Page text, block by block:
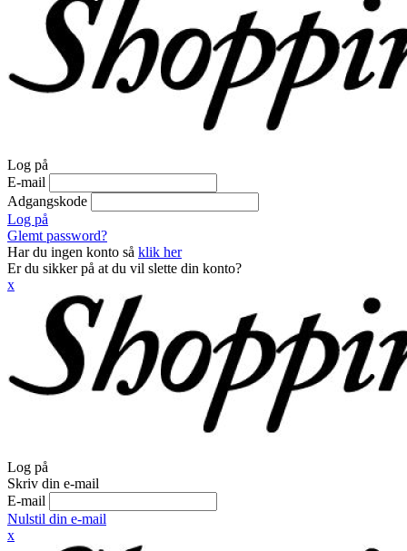
Log på
E-mail
Adgangskode
Log på
Glemt password?
Har du ingen konto så klik her
Er du sikker på at du vil slette din konto?
x
Log på
Skriv din e-mail
E-mail
Nulstil din e-mail
x